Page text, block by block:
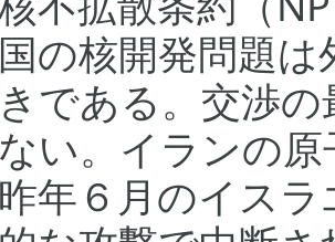
国の核開発問題
きである。交渉
ない。イランの
昨年６月のイス